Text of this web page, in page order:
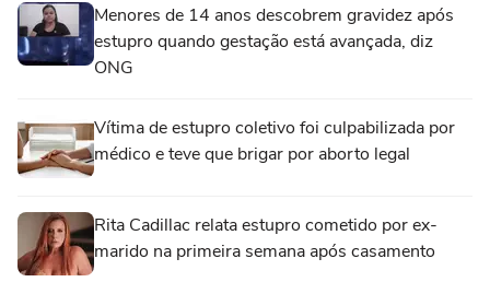
Menores de 14 anos descobrem gravidez após
estupro quando gestação está avançada, diz
ONG
Vítima de estupro coletivo foi culpabilizada por
médico e teve que brigar por aborto legal
Rita Cadillac relata estupro cometido por ex-
marido na primeira semana após casamento